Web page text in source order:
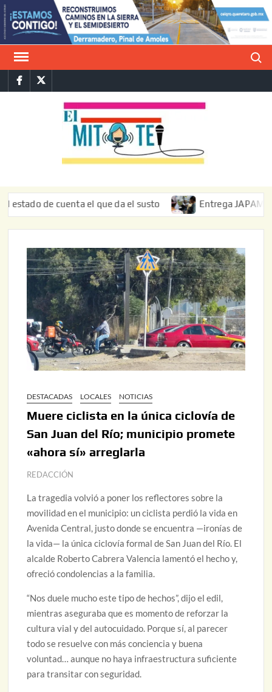
Saltar
al
contenido
FacebookTwitter
de cuenta el que da el susto Entrega JAPAM
DESTACADAS LOCALES NOTICIAS
Muere ciclista en la única ciclovía de
San Juan del Río; municipio promete
«ahora sí» arreglarla
REDACCIÓN
La tragedia volvió a poner los reflectores sobre la
movilidad en el municipio: un ciclista perdió la vida en
Avenida Central, justo donde se encuentra —ironías de
la vida— la única ciclovía formal de San Juan del Río. El
alcalde Roberto Cabrera Valencia lamentó el hecho y,
ofreció condolencias a la familia.
“Nos duele mucho este tipo de hechos”, dijo el edil,
mientras aseguraba que es momento de reforzar la
cultura vial y del autocuidado. Porque sí, al parecer
todo se resuelve con más conciencia y buena
voluntad… aunque no haya infraestructura suficiente
para transitar con seguridad.